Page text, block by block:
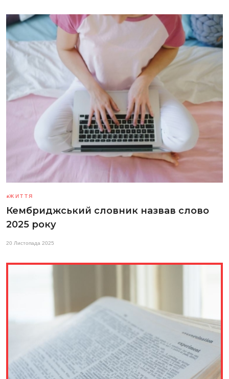
ЖИТТЯ
Кембриджський словник назвав слово
2025 року
20 Листопада 2025